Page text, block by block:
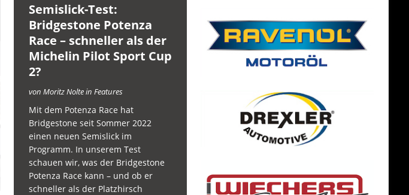
Semislick-Test:
Bridgestone Potenza
Race – schneller als der
Michelin Pilot Sport Cup
2?
von Moritz Nolte in Features
Mit dem Potenza Race hat
Bridgestone seit Sommer 2022
einen neuen Semislick im
Programm. In unserem Test
schauen wir, was der Bridgestone
Potenza Race kann – und ob er
schneller als der Platzhirsch